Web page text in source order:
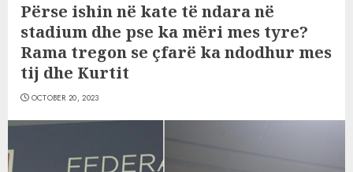
Përse ishin në kate të ndara në
stadium dhe pse ka mëri mes tyre?
Rama tregon se çfarë ka ndodhur mes
tij dhe Kurtit
OCTOBER 20, 2023